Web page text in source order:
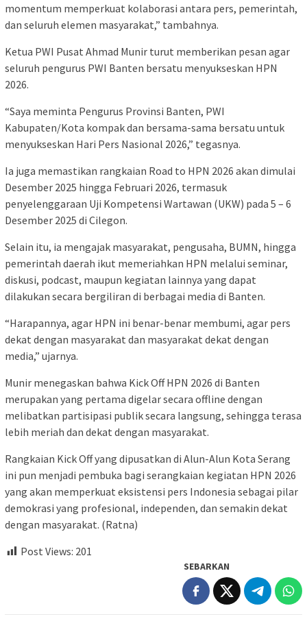
momentum memperkuat kolaborasi antara pers, pemerintah,
dan seluruh elemen masyarakat,” tambahnya.
Ketua PWI Pusat Ahmad Munir turut memberikan pesan agar
seluruh pengurus PWI Banten bersatu menyukseskan HPN
2026.
“Saya meminta Pengurus Provinsi Banten, PWI
Kabupaten/Kota kompak dan bersama-sama bersatu untuk
menyukseskan Hari Pers Nasional 2026,” tegasnya.
Ia juga memastikan rangkaian Road to HPN 2026 akan dimulai
Desember 2025 hingga Februari 2026, termasuk
penyelenggaraan Uji Kompetensi Wartawan (UKW) pada 5 – 6
Desember 2025 di Cilegon.
Selain itu, ia mengajak masyarakat, pengusaha, BUMN, hingga
pemerintah daerah ikut memeriahkan HPN melalui seminar,
diskusi, podcast, maupun kegiatan lainnya yang dapat
dilakukan secara bergiliran di berbagai media di Banten.
“Harapannya, agar HPN ini benar-benar membumi, agar pers
dekat dengan masyarakat dan masyarakat dekat dengan
media,” ujarnya.
Munir menegaskan bahwa Kick Off HPN 2026 di Banten
merupakan yang pertama digelar secara offline dengan
melibatkan partisipasi publik secara langsung, sehingga terasa
lebih meriah dan dekat dengan masyarakat.
Rangkaian Kick Off yang dipusatkan di Alun-Alun Kota Serang
ini pun menjadi pembuka bagi serangkaian kegiatan HPN 2026
yang akan memperkuat eksistensi pers Indonesia sebagai pilar
demokrasi yang profesional, independen, dan semakin dekat
dengan masyarakat. (Ratna)
Post Views: 201
SEBARKAN